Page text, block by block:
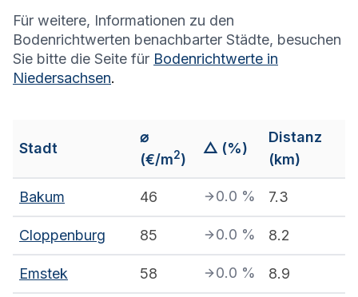
Für weitere, Informationen zu den
Bodenrichtwerten benachbarter Städte, besuchen
Sie bitte die Seite für Bodenrichtwerte in
Niedersachsen.
Stadt
⌀
(€/m2)
△ (%)
Distanz
(km)
Bakum 46 0.0 % 7.3
Cloppenburg 85 0.0 % 8.2
Emstek 58 0.0 % 8.9